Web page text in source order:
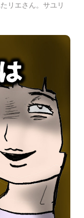
リエさん。サユリ